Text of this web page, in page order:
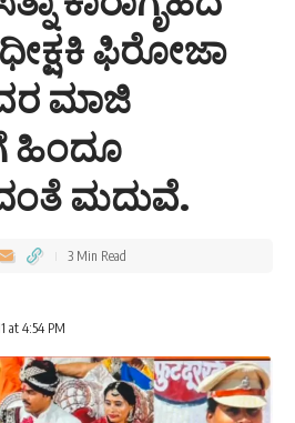
ಫಿರೋಜಾ
ಮಾಜಿ
ಹಿಂದೂ
ಮದುವೆ.
at 4:54 PM
3 Min Read